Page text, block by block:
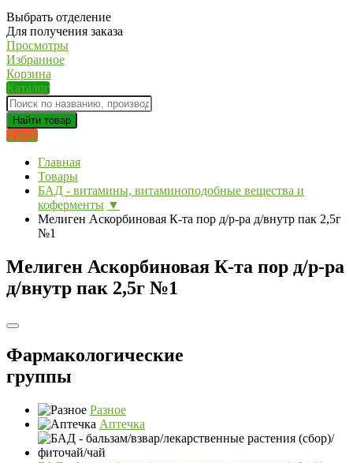
Выбрать отделение
Для получения заказа
Просмотры
Избранное
Корзина
Каталог
Найти товар
0 руб.
Главная
Товары
БАД - витамины, витаминоподобные вещества и
коферменты ▼
Мелиген Аскорбиновая К-та пор д/р-ра д/внутр пак 2,5г
№1
Мелиген Аскорбиновая К-та пор д/р-ра
д/внутр пак 2,5г №1
Фармакологические
группы
Разное
Аптечка